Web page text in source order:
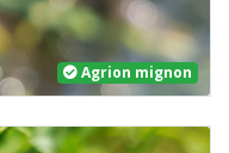
Agrion mignon